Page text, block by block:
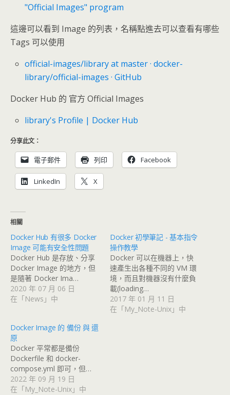
"Official Images" program
這邊可以看到 Image 的列表，名稱點進去可以查看有哪些
Tags 可以使用
official-images/library at master · docker-
library/official-images · GitHub
Docker Hub 的 官方 Official Images
library's Profile | Docker Hub
分享此文：
電子郵件 列印 Facebook
LinkedIn X
相關
Docker Hub 有很多 Docker
Image 可能有安全性問題
Docker Hub 是存放、分享
Docker Image 的地方，但
是隨著 Docker Ima…
2020 年 07 月 06 日
在「News」中
Docker 初學筆記 - 基本指令
操作教學
Docker 可以在機器上，快
速產生出各種不同的 VM 環
境，而且對機器沒有什麼負
載(loading…
2017 年 01 月 11 日
在「My_Note-Unix」中
Docker Image 的 備份 與 還
原
Docker 平常都是備份
Dockerfile 和 docker-
compose.yml 即可，但…
2022 年 09 月 19 日
在「My_Note-Unix」中